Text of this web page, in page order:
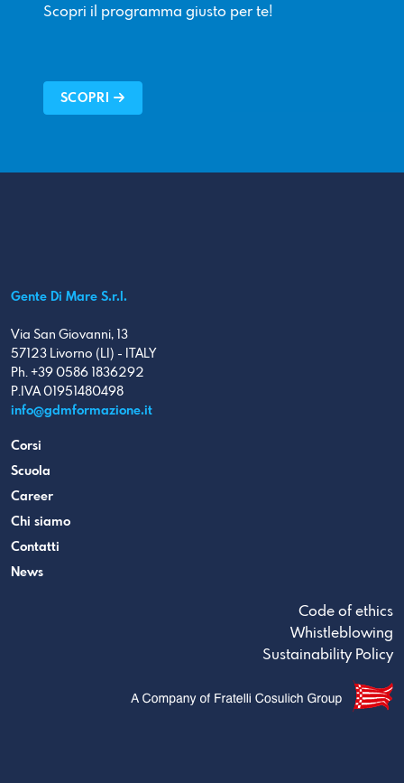
Scopri il programma giusto per te!
SCOPRI
Gente Di Mare S.r.l.
Via San Giovanni, 13
57123 Livorno (LI) - ITALY
Ph. +39 0586 1836292
P.IVA 01951480498
info@gdmformazione.it
Corsi
Scuola
Career
Chi siamo
Contatti
News
Code of ethics
Whistleblowing
Sustainability Policy